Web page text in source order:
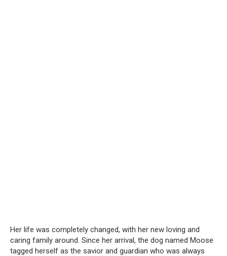
Her life was completely changed, with her new loving and
caring family around. Since her arrival, the dog named Moose
tagged herself as the savior and guardian who was always